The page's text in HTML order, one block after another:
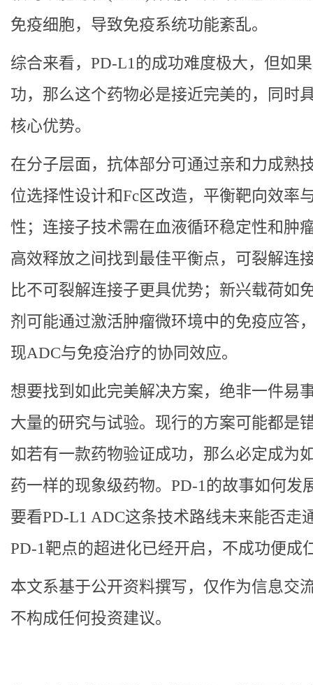
免疫细胞，导致免疫系统功能紊乱。
综合来看，PD-L1的成功难度极大，但如
功，那么这个药物必是接近完美的，同时
核心优势。
在分子层面，抗体部分可通过亲和力成熟
位选择性设计和Fc区改造，平衡靶向效率
性；连接子技术需在血液循环稳定性和肿
高效释放之间找到最佳平衡点，可裂解连
比不可裂解连接子更具优势；新兴载荷如
剂可能通过激活肿瘤微环境中的免疫应答
现ADC与免疫治疗的协同效应。
想要找到如此完美解决方案，绝非一件易
大量的研究与试验。现行的方案可能都是
如若有一款药物验证成功，那么必定成为
药一样的现象级药物。PD-1的故事如何发
要看PD-L1 ADC这条技术路线未来能否走
PD-1靶点的超进化已经开启，不成功便成
本文系基于公开资料撰写，仅作为信息交
不构成任何投资建议。